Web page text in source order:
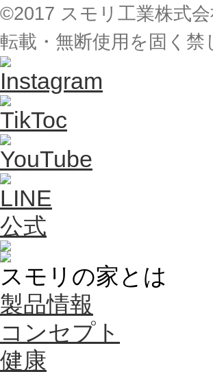
©2017 スモリ工業株式
転載・無断使用を固く禁
スモリの家とは
製品情報
コンセプト
健康